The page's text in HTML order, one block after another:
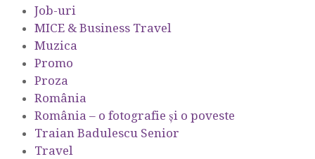
Job-uri
MICE & Business Travel
Muzica
Promo
Proza
România
România – o fotografie şi o poveste
Traian Badulescu Senior
Travel